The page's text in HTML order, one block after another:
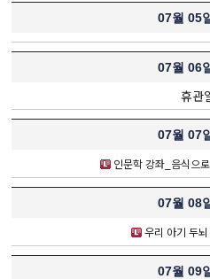
07월 05
07월 06
휴관
07월 07
인문학 강좌_음식으
07월 08
우리 아기 두
07월 09